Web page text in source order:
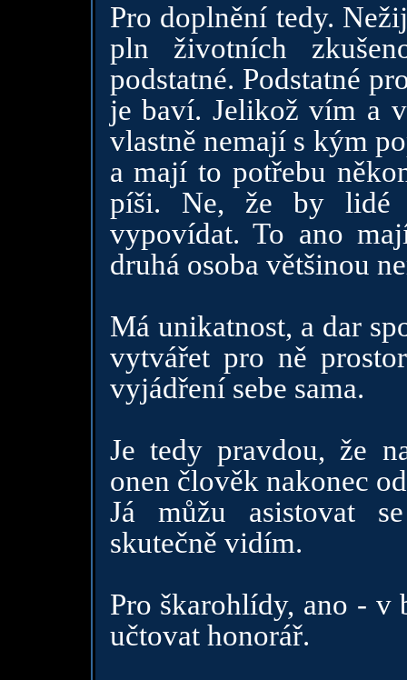
Pro doplnění tedy.
pln životních
podstatné. Podstatné
je baví. Jelikož vím a
vlastně nemají s kým
a mají to potřebu
píši. Ne, že by lidé
vypovídat. To ano
druhá osoba většinou
Má unikatnost, a dar
vytvářet pro ně
vyjádření sebe sama.
Je tedy pravdou, že
onen člověk nakonec
Já můžu asistovat
skutečně vidím.
Pro škarohlídy, ano - v
učtovat honorář.